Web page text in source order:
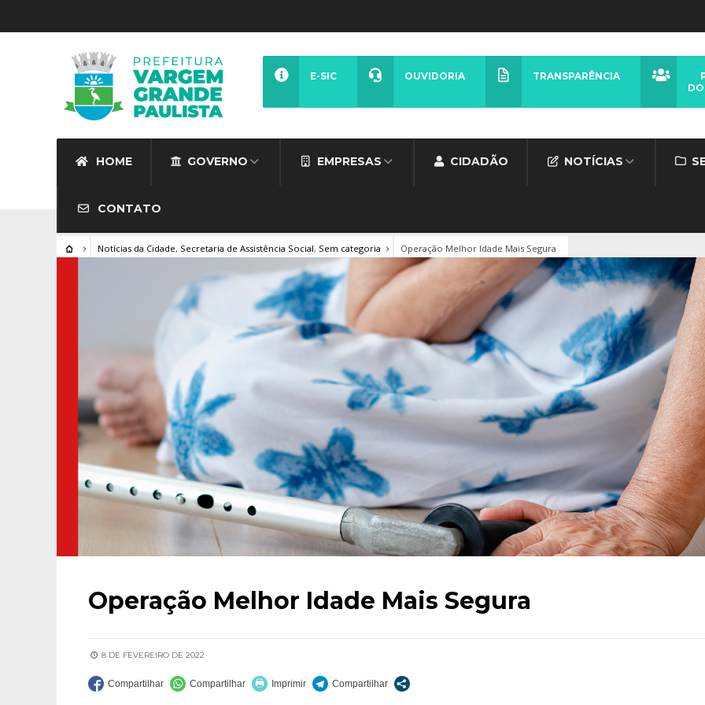
HOME GOVERNO EMPRESAS CIDADÃO NOTÍCIAS
CONTATO
E-SIC OUVIDORIA TRANSPARÊNCIA
Notícias da Cidade, Secretaria de Assistência Social, Sem categoria Operação Melhor Idade Mais Segura
Operação Melhor Idade Mais Segura
8 DE FEVEREIRO DE 2022